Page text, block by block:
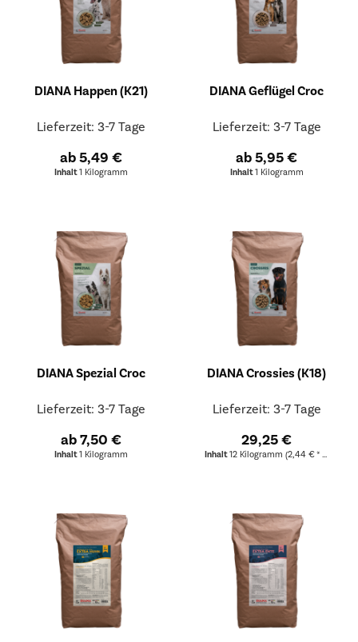
DIANA Happen (K21)
Lieferzeit: 3-7 Tage
ab 5,49 €
Inhalt1 Kilogramm
DIANA Geflügel Croc
Lieferzeit: 3-7 Tage
ab 5,95 €
Inhalt1 Kilogramm
DIANA Spezial Croc
Lieferzeit: 3-7 Tage
ab 7,50 €
Inhalt1 Kilogramm
DIANA Crossies (K18)
Lieferzeit: 3-7 Tage
29,25 €
Inhalt12 Kilogramm (2,44 € * / 1 Kilogramm)